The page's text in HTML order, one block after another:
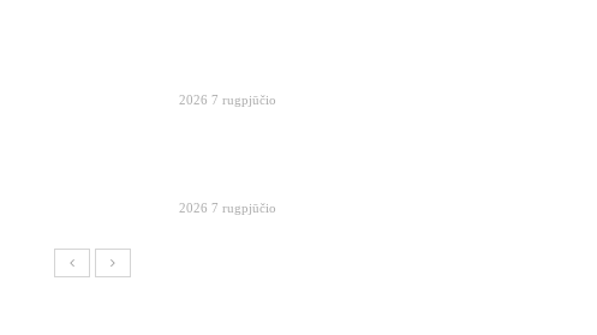
2026 7 rugpjūčio
2026 7 rugpjūčio